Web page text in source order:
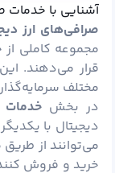
آشنایی با خدمات
صرافی‌های ارز
مجموعه کاملی از
قرار می‌دهند. این
مختلف
در بخش خدمات
دیجیتال با
می‌توانند از طریق
خرید و فروش